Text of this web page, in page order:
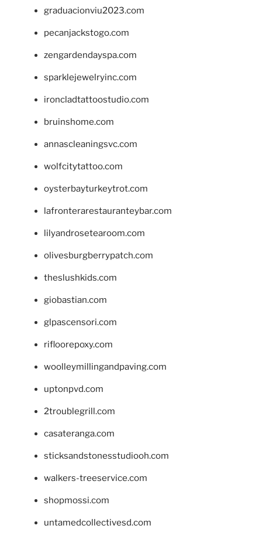
graduacionviu2023.com
pecanjackstogo.com
zengardendayspa.com
sparklejewelryinc.com
ironcladtattoostudio.com
bruinshome.com
annascleaningsvc.com
wolfcitytattoo.com
oysterbayturkeytrot.com
lafronterarestauranteybar.com
lilyandrosetearoom.com
olivesburgberrypatch.com
theslushkids.com
giobastian.com
glpascensori.com
rifloorepoxy.com
woolleymillingandpaving.com
uptonpvd.com
2troublegrill.com
casateranga.com
sticksandstonesstudiooh.com
walkers-treeservice.com
shopmossi.com
untamedcollectivesd.com